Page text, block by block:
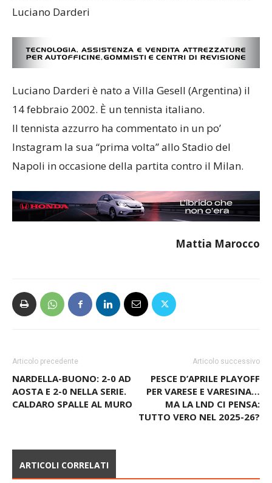
Luciano Darderi
Luciano Darderi è nato a Villa Gesell (Argentina) il
14 febbraio 2002. È un tennista italiano.
Il tennista azzurro ha commentato in un po’
Instagram la sua “prima volta” allo Stadio del
Napoli in occasione della partita contro il Milan.
Mattia Marocco
Articolo precedente
NARDELLA-BUONO: 2-0 AD
AOSTA E 2-0 NELLA SERIE.
CALDARO SPALLE AL MURO
Articolo successivo
PESCE D’APRILE PLAYOFF
PER VARESE E VARESINA…
MA LA LND CI PENSA:
TUTTO VERO NEL 2025-26?
ARTICOLI CORRELATI